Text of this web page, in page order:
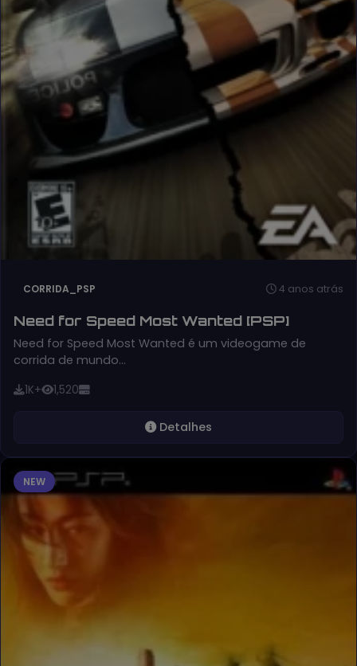
CORRIDA_PSP 4 anos atrás
Need for Speed Most Wanted [PSP]
Need for Speed Most Wanted é um videogame de
corrida de mundo…
1K+ 1,520
Detalhes
NEW